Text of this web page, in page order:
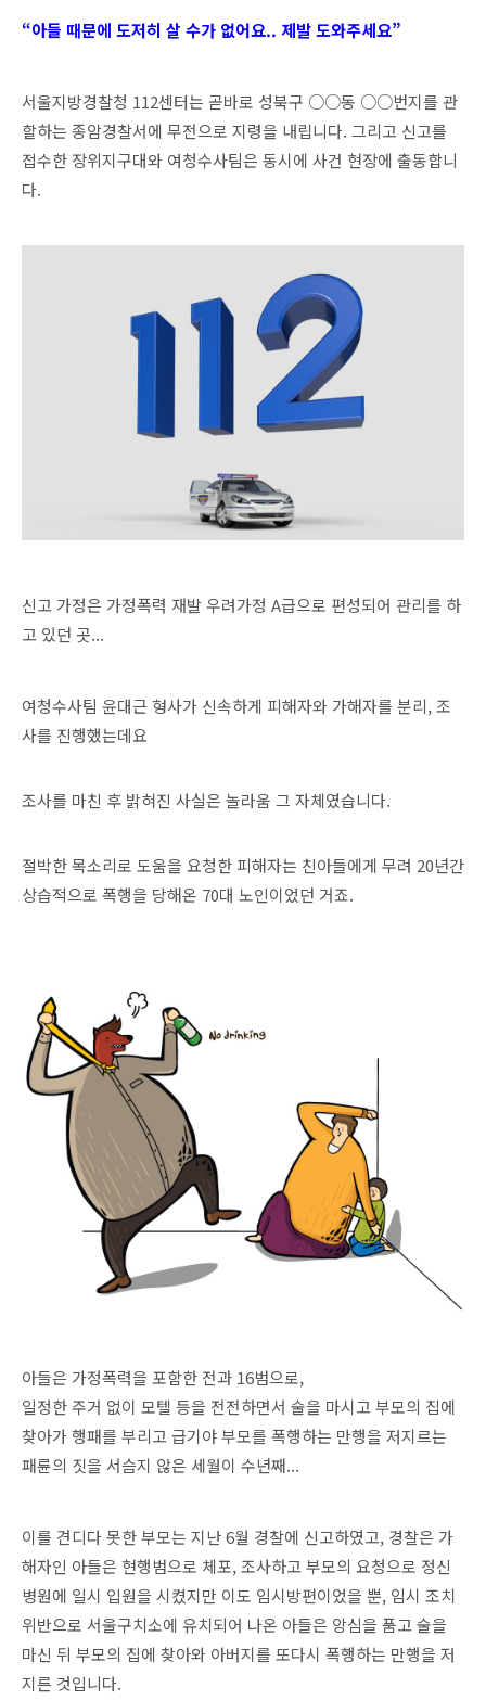
“아들 때문에 도저히 살 수가 없어요.. 제발 도와주세요”
서울지방경찰청 112센터는 곧바로 성북구 ○○동 ○○번지를 관
할하는 종암경찰서에 무전으로 지령을 내립니다. 그리고 신고를
접수한 장위지구대와 여청수사팀은 동시에 사건 현장에 출동합니
다.
신고 가정은 가정폭력 재발 우려가정 A급으로 편성되어 관리를 하
고 있던 곳...
여청수사팀 윤대근 형사가 신속하게 피해자와 가해자를 분리, 조
사를 진행했는데요
조사를 마친 후 밝혀진 사실은 놀라움 그 자체였습니다.
절박한 목소리로 도움을 요청한 피해자는 친아들에게 무려 20년간
상습적으로 폭행을 당해온 70대 노인이었던 거죠.
아들은 가정폭력을 포함한 전과 16범으로,
일정한 주거 없이 모텔 등을 전전하면서 술을 마시고 부모의 집에
찾아가 행패를 부리고 급기야 부모를 폭행하는 만행을 저지르는
패륜의 짓을 서슴지 않은 세월이 수년째...
이를 견디다 못한 부모는 지난 6월 경찰에 신고하였고, 경찰은 가
해자인 아들은 현행범으로 체포, 조사하고 부모의 요청으로 정신
병원에 일시 입원을 시켰지만 이도 임시방편이었을 뿐, 임시 조치
위반으로 서울구치소에 유치되어 나온 아들은 앙심을 품고 술을
마신 뒤 부모의 집에 찾아와 아버지를 또다시 폭행하는 만행을 저
지른 것입니다.